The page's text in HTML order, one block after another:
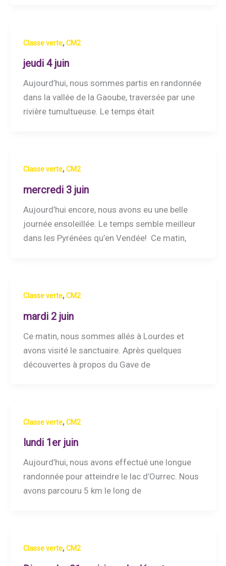
Classe verte,CM2
jeudi 4 juin
Aujourd’hui, nous sommes partis en randonnée
dans la vallée de la Gaoube, traversée par une
rivière tumultueuse. Le temps était
Classe verte,CM2
mercredi 3 juin
Aujourd’hui encore, nous avons eu une belle
journée ensoleillée. Le temps semble meilleur
dans les Pyrénées qu’en Vendée! Ce matin,
Classe verte,CM2
mardi 2 juin
Ce matin, nous sommes allés à Lourdes et
avons visité le sanctuaire. Après quelques
découvertes à propos du Gave de
Classe verte,CM2
lundi 1er juin
Aujourd’hui, nous avons effectué une longue
randonnée pour atteindre le lac d’Ourrec. Nous
avons parcouru 5 km le long de
Classe verte,CM2